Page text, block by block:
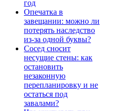
год
Опечатка в
завещании: можно ли
потерять наследство
из-за одной буквы?
Сосед сносит
несущие стены: как
остановить
незаконную
перепланировку и не
остаться под
завалами?